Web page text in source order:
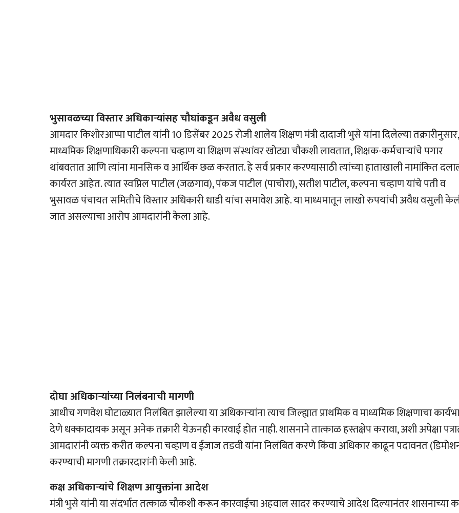
भुसावळच्या विस्तार अधिकार्‍यांसह चौघांकडून अवैध वसुली
आमदार किशोरआप्पा पाटील यांनी 10 डिसेंबर 2025 रोजी शालेय शिक्षण मंत्री दादाजी भुसे यांना दिलेल्या तक्रारीनुसार,
माध्यमिक शिक्षणाधिकारी कल्पना चव्हाण या शिक्षण संस्थांवर खोट्या चौकशी लावतात, शिक्षक-कर्मचार्‍यांचे पगार
थांबवतात आणि त्यांना मानसिक व आर्थिक छळ करतात. हे सर्व प्रकार करण्यासाठी त्यांच्या हाताखाली नामांकित
कार्यरत आहेत. त्यात स्वप्निल पाटील (जळगाव), पंकज पाटील (पाचोरा), सतीश पाटील, कल्पना चव्हाण यांचे पती व
भुसावळ पंचायत समितीचे विस्तार अधिकारी धाडी यांचा समावेश आहे. या माध्यमातून लाखो रुपयांची अवैध वसुली
जात असल्याचा आरोप आमदारांनी केला आहे.
दोघा अधिकार्‍यांच्या निलंबनाची मागणी
आधीच गणवेश घोटाळ्यात निलंबित झालेल्या या अधिकार्‍यांना त्याच जिल्ह्यात प्राथमिक व माध्यमिक शिक्षणाचा
देणे धक्कादायक असून अनेक तक्रारी येऊनही कारवाई होत नाही. शासनाने तात्काळ हस्तक्षेप करावा, अशी अपेक्षा
आमदारांनी व्यक्त करीत कल्पना चव्हाण व ईजाज तडवी यांना निलंबित करणे किंवा अधिकार काढून पदावनत
करण्याची मागणी तक्रारदारांनी केली आहे.
कक्ष अधिकार्‍यांचे शिक्षण आयुक्तांना आदेश
मंत्री भुसे यांनी या संदर्भात तत्काळ चौकशी करून कारवाईचा अहवाल सादर करण्याचे आदेश दिल्यानंतर शासनाच्या